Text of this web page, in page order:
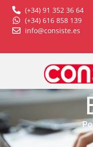
(+34) 91 352 36 64
(+34) 616 858 139
info@consiste.es